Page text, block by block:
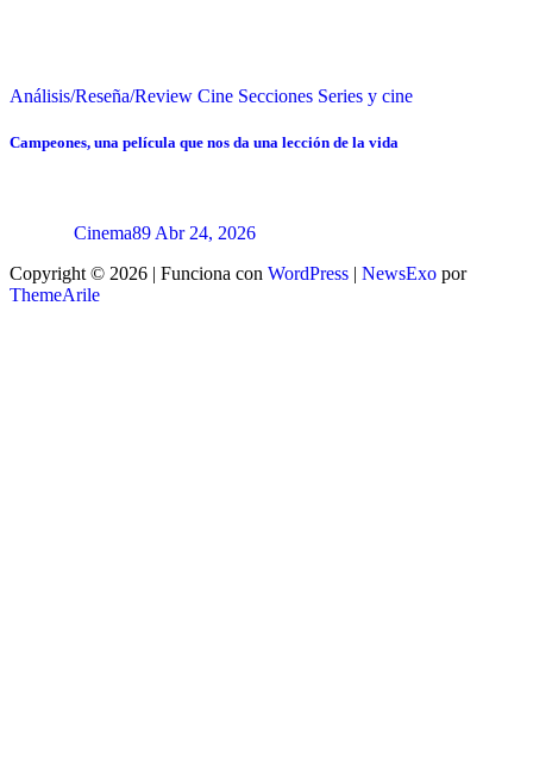
Análisis/Reseña/Review Cine Secciones Series y cine
Campeones, una película que nos da una lección de la vida
Cinema89 Abr 24, 2026
Copyright © 2026 | Funciona con WordPress | NewsExo por
ThemeArile